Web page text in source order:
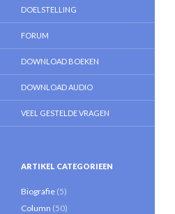
DOELSTELLING
FORUM
DOWNLOAD BOEKEN
DOWNLOAD AUDIO
VEEL GESTELDE VRAGEN
ARTIKEL CATEGORIEEN
Biografie (5)
Column (50)